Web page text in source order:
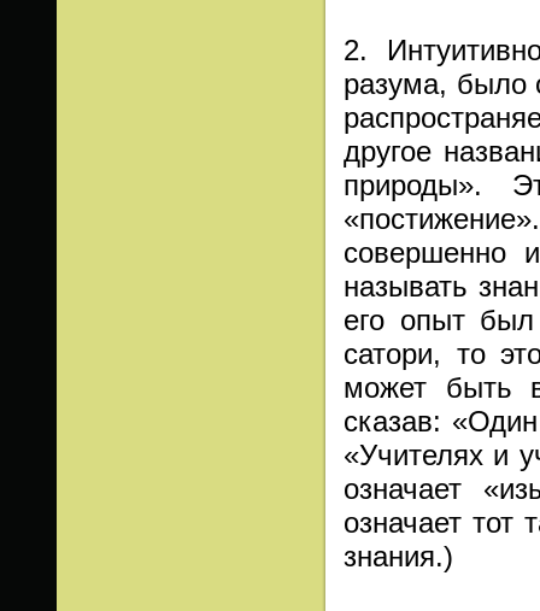
2.
разума, было
другое
природы».
совершенно
называть
его опыт был
сатори, то
может быть
сказав:
«Учителях и
означает
означает тот
знания.)